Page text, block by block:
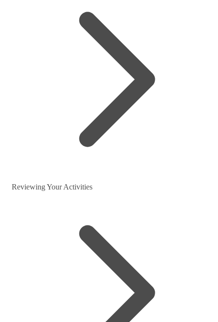
Reviewing Your Activities